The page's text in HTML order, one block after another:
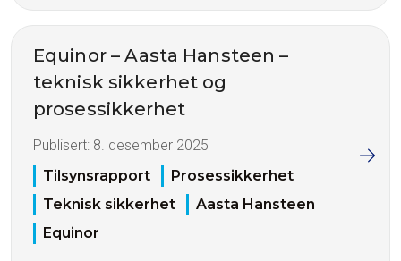
Equinor – Aasta Hansteen –
teknisk sikkerhet og
prosessikkerhet
Publisert: 8. desember 2025
Tilsynsrapport
Prosessikkerhet
Teknisk sikkerhet
Aasta Hansteen
Equinor